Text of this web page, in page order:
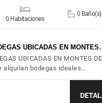
0 Habitaciones
0 Baño(s)
UBICADAS EN
UBICADAS EN MONTES DE
alquilan bodegas ideales…